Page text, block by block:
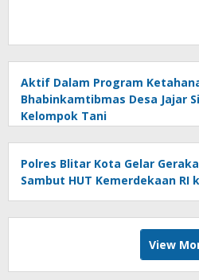
Aktif Dalam Program
Bhabinkamtibmas Desa Jajar
Kelompok Tani
Polres Blitar Kota Gelar
Sambut HUT Kemerdekaan RI
View